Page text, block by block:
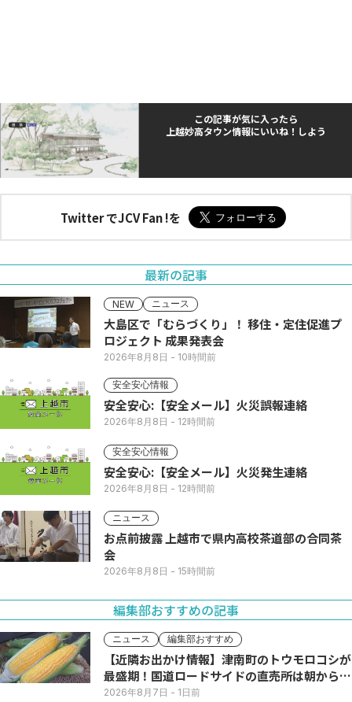
この記事が気に入ったら
上越妙高タウン情報にいいね！しよう
Twitter でJCV Fan !を
最新の記事
NEW ニュース
大島区で「むらづくり」！ 移住・定住促進プ
ロジェクト 成果発表会
2026年8月8日 - 10時間前
安全安心情報
安全安心:【安全メール】火災誤報連絡
2026年8月8日 - 12時間前
安全安心情報
安全安心:【安全メール】火災発生連絡
2026年8月8日 - 12時間前
ニュース
お点前披露 上越市で県内高校茶道部の合同茶
会
2026年8月8日 - 15時間前
編集部おすすめの記事
ニュース 編集部おすすめ
【近隣お出かけ情報】津南町のトウモロコシが
最盛期！国道ロードサイドの直売所は朝から長
い列
2026年8月7日 - 1日前